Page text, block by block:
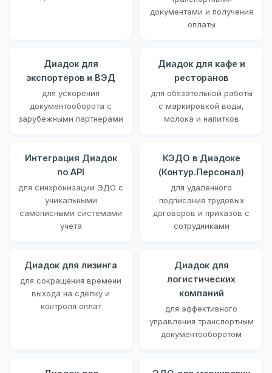
документами и получения
оплаты
Диадок для
экспортеров и ВЭД
для ускорения
документооборота с
зарубежными партнерами
Диадок для кафе и
ресторанов
для обязательной работы
с маркировкой воды,
молока и напитков
Интеграция Диадок
по API
для синхронизации ЭДО с
уникальными
самописными системами
учета
КЭДО в Диадоке
(Контур.Персонал)
для удаленного
подписания трудовых
договоров и приказов с
сотрудниками
Диадок для лизинга
для сокращения времени
выхода на сделку и
контроля оплат
Диадок для
логистических
компаний
для эффективного
управления транспортным
документооборотом